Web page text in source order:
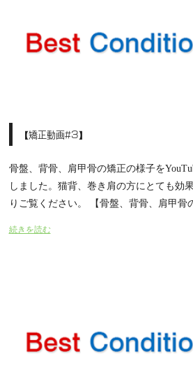
【矯正動画#3】
骨盤、背骨、肩甲骨の矯正の様子を
しました。猫背、巻き肩の方にとても効
りご覧ください。 【骨盤、背骨、肩甲骨
続きを読む